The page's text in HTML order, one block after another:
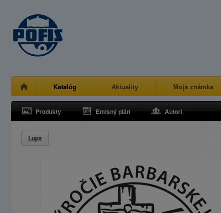
Katalóg Aktuality Moja známka
Produkty Emisný plán Autori
Lupa